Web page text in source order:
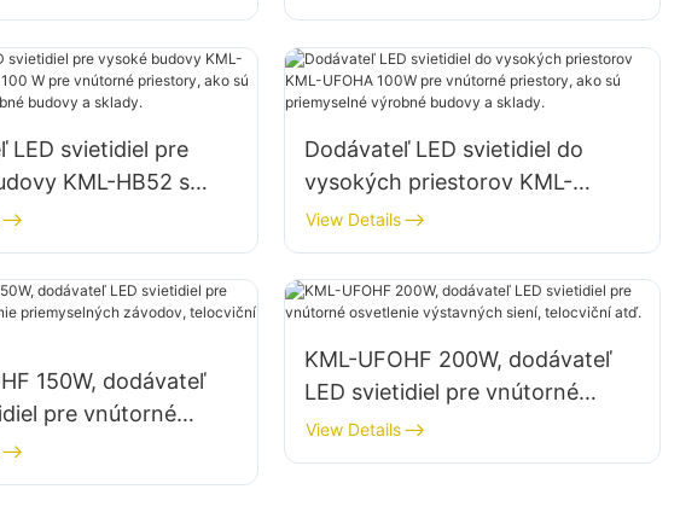
továrňach, skladoch
priestory v továrňach, skladoch
atď.
LED svietidiel pre
KML-HB52 s
W pre vnútorné
sú priemyselné
a sklady.
Dodávateľ LED svietidiel do
vysokých priestorov KML-
UFOHA 100W pre vnútorné
priestory, ako sú priemyselné
výrobné budovy a sklady.
View Details
150W, dodávateľ
pre vnútorné
priemyselných
atď.
KML-UFOHF 200W, dodávateľ
LED svietidiel pre vnútorné
osvetlenie výstavných siení,
telocviční atď.
View Details